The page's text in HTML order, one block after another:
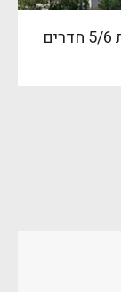
MORE נרקיסים בראשון לציון – דירות 5/6 חדרים